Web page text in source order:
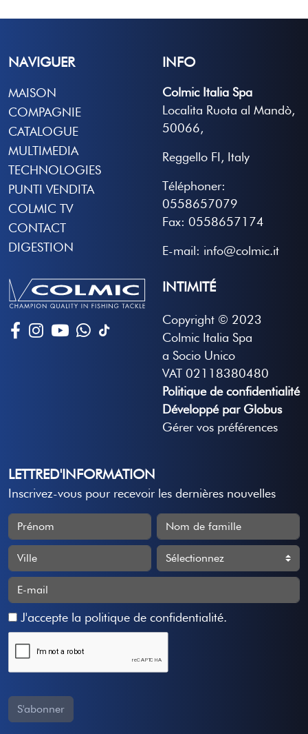
NAVIGUER
MAISON
COMPAGNIE
CATALOGUE
MULTIMEDIA
TECHNOLOGIES
PUNTI VENDITA
COLMIC TV
CONTACT
DIGESTION
INFO
Colmic Italia Spa
Localita Ruota al Mandò,
50066,
Reggello FI, Italy
Téléphoner:
0558657079
Fax: 0558657174
E-mail: info@colmic.it
INTIMITÉ
Copyright © 2023
Colmic Italia Spa
a Socio Unico
VAT 02118380480
Politique de confidentialité
Développé par Globus
Gérer vos préférences
LETTRED'INFORMATION
Inscrivez-vous pour recevoir les dernières nouvelles
J'accepte la politique de confidentialité.
S'abonner